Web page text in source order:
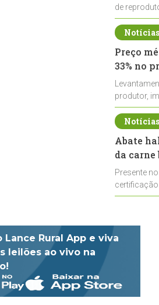
de
durante a
Preço
33% no
produtor,
de leite cru
Abate
da
Presente
Lance Rural App e viva
leilões ao vivo na